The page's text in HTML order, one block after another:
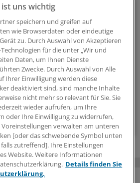
blicken Sie hinter das tägliche
Gesundheitspolitik. Mit Analysen,
Blick auf Themen, die die Agenda
bestimmen.
tägig, donnerstags
bitte anmelden
uns wichtig
speichern und greifen auf
wie Browserdaten oder eindeutige
zu. Durch Auswahl von Akzeptieren
für die unter „Wir und
Daten, um Ihnen Dienste
Zwecke. Durch Auswahl von Alle
Ihrer Einwilligung werden diese
deaktiviert sind, sind manche Inhalte
nicht mehr so relevant für Sie. Sie
wieder aufrufen, um Ihre
oder Ihre Einwilligung zu widerrufen,
Voreinstellungen verwalten am unteren
[oder das schwebende Symbol unten
zutreffend]. Ihre Einstellungen
Website. Weitere Informationen
Details finden Sie